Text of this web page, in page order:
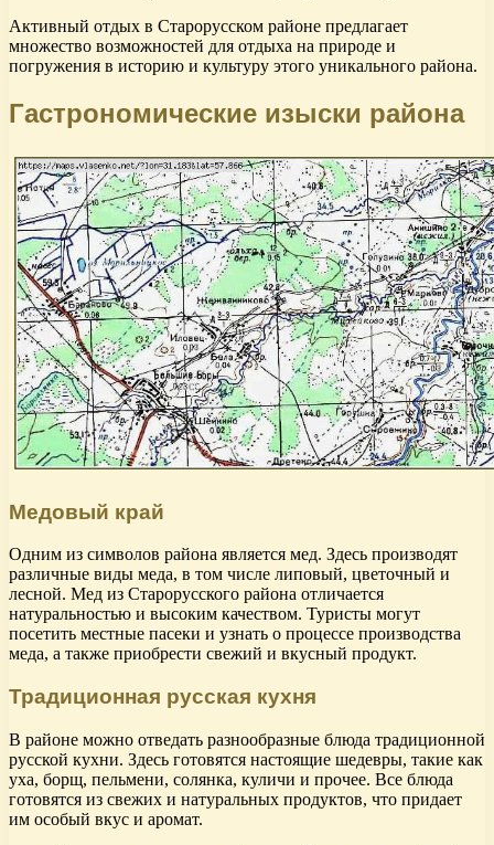
Активный отдых в Старорусском районе предлагает
множество возможностей для отдыха на природе и
погружения в историю и культуру этого уникального района.
Гастрономические изыски района
Медовый край
Одним из символов района является мед. Здесь производят
различные виды меда, в том числе липовый, цветочный и
лесной. Мед из Старорусского района отличается
натуральностью и высоким качеством. Туристы могут
посетить местные пасеки и узнать о процессе производства
меда, а также приобрести свежий и вкусный продукт.
Традиционная русская кухня
В районе можно отведать разнообразные блюда традиционной
русской кухни. Здесь готовятся настоящие шедевры, такие как
уха, борщ, пельмени, солянка, куличи и прочее. Все блюда
готовятся из свежих и натуральных продуктов, что придает
им особый вкус и аромат.